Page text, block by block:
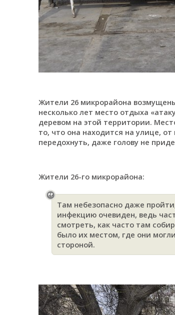
Жители 26 микрорайона
несколько лет место отдыха
деревом на этой территории.
то, что она находится на улице,
передохнуть, даже голову не
Жители 26-го микрорайона:
Там небезопасно даже
инфекцию очевиден, ведь
смотреть, как часто там
было их местом, где они
стороной.